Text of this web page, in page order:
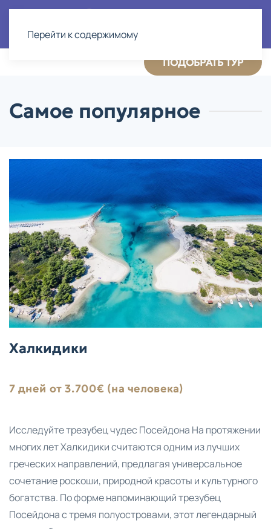
Перейти к содержимому
ПОДОБРАТЬ ТУР
Самое популярное
Халкидики
7 дней от 3.700€ (на человека)
Исследуйте трезубец чудес Посейдона На протяжении
многих лет Халкидики считаются одним из лучших
греческих направлений, предлагая универсальное
сочетание роскоши, природной красоты и культурного
богатства. По форме напоминающий трезубец
Посейдона с тремя полуостровами, этот легендарный